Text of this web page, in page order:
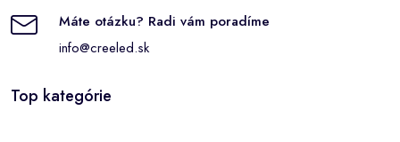
Máte otázku? Radi vám poradíme
info@creeled.sk
Top kategórie